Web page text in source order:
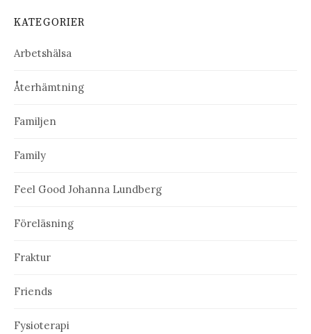
KATEGORIER
Arbetshälsa
Återhämtning
Familjen
Family
Feel Good Johanna Lundberg
Föreläsning
Fraktur
Friends
Fysioterapi